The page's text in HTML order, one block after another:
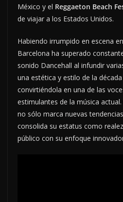
México y el Reggaeton Beach
de viajar a los Estados Unidos.
Habiendo irrumpido en escena
Barcelona ha superado
sonido Dancehall al infundir
una estética y estilo de la
convirtiéndola en una de las
estimulantes de la música actual.
no sólo marca nuevas
consolida su estatus como
público con su enfoque